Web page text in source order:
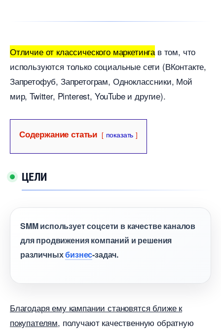
Отличие от классического маркетингатом, что
используются только социальные сети (ВКонтакте,
Запретофуб, Запретограм, Одноклассники, Мой
мир, Twitter, Pinterest, YouTube и другие).
Содержание статьи показать
ЦЕЛИ
SMM использует соцсети в качестве канало
для продвижения компаний и решения
различныхизнес-задач.
Благодаря ему кампании становятся ближе к
покупателям, получают качественную обратную